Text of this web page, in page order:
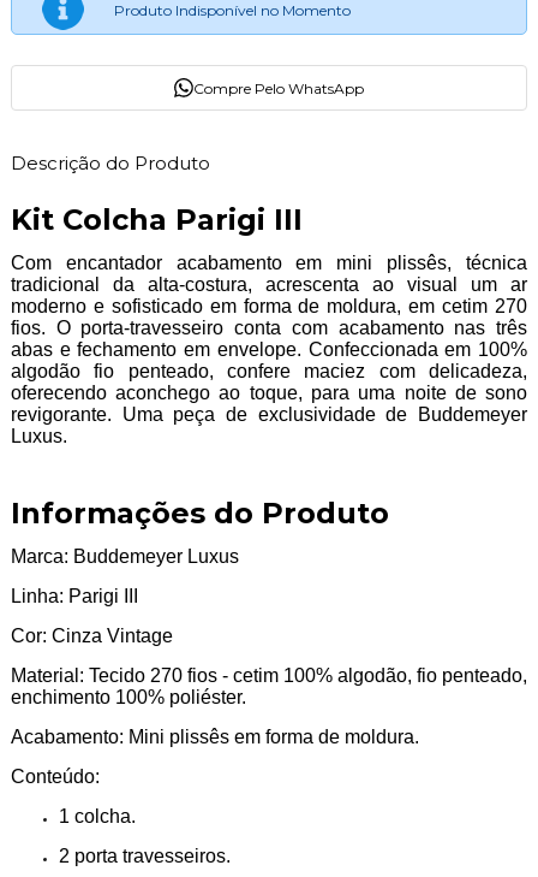
Produto Indisponível no Momento
Compre Pelo WhatsApp
Descrição do Produto
Kit Colcha Parigi III
Com encantador acabamento em mini plissês, técnica
tradicional da alta-costura, acrescenta ao visual um ar
moderno e sofisticado em forma de moldura, em cetim 270
fios. O porta-travesseiro conta com acabamento nas três
abas e fechamento em envelope. Confeccionada em 100%
algodão fio penteado, confere maciez com delicadeza,
oferecendo aconchego ao toque, para uma noite de sono
revigorante. Uma peça de exclusividade de Buddemeyer
Luxus.
Informações do Produto
Marca: Buddemeyer Luxus
Linha: Parigi III
Cor: Cinza Vintage
Material: Tecido 270 fios - cetim 100% algodão, fio penteado,
enchimento 100% poliéster.
Acabamento: Mini plissês em forma de moldura.
Conteúdo:
1 colcha.
2 porta travesseiros.